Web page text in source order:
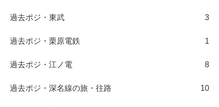
過去ポジ・東武 3
過去ポジ・栗原電鉄 1
過去ポジ・江ノ電 8
過去ポジ・深名線の旅・往路 10